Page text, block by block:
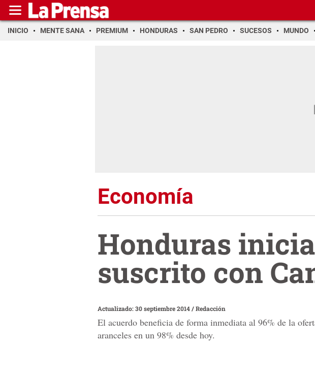
INICIO MENTE SANA PREMIUM HONDURAS SAN PEDRO SUCESOS MUNDO
Economía
Honduras
suscrito con
Actualizado: 30 septiembre 2014/Redacción
El acuerdo beneficia de forma inmediata al 96% de la
aranceles en un 98% desde hoy.